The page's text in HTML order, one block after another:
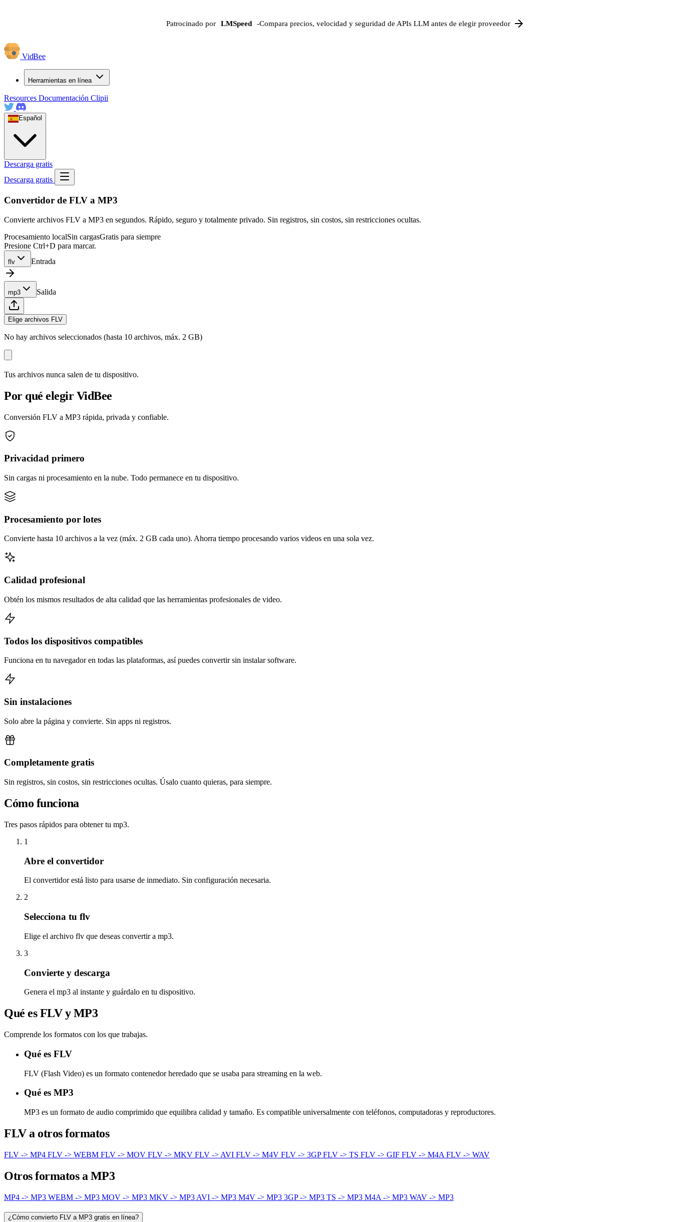
Patrocinado por LMSpeed -Compara precios, velocidad y seguridad de APIs LLM antes de elegir proveedor
VidBee
Herramientas en línea
Resources Documentación Clipii
Español
Descarga gratis
Descarga gratis
Convertidor de FLV a MP3
Convierte archivos FLV a MP3 en segundos. Rápido, seguro y totalmente privado. Sin registros, sin costos, sin restricciones ocultas.
Procesamiento localSin cargasGratis para siempre
Presione Ctrl+D para marcar.
flv Entrada
mp3 Salida
Elige archivos FLV
No hay archivos seleccionados (hasta 10 archivos, máx. 2 GB)
Tus archivos nunca salen de tu dispositivo.
Por qué elegir VidBee
Conversión FLV a MP3 rápida, privada y confiable.
Privacidad primero
Sin cargas ni procesamiento en la nube. Todo permanece en tu dispositivo.
Procesamiento por lotes
Convierte hasta 10 archivos a la vez (máx. 2 GB cada uno). Ahorra tiempo procesando varios videos en una sola vez.
Calidad profesional
Obtén los mismos resultados de alta calidad que las herramientas profesionales de video.
Todos los dispositivos compatibles
Funciona en tu navegador en todas las plataformas, así puedes convertir sin instalar software.
Sin instalaciones
Solo abre la página y convierte. Sin apps ni registros.
Completamente gratis
Sin registros, sin costos, sin restricciones ocultas. Úsalo cuanto quieras, para siempre.
Cómo funciona
Tres pasos rápidos para obtener tu mp3.
1
Abre el convertidor
El convertidor está listo para usarse de inmediato. Sin configuración necesaria.
2
Selecciona tu flv
Elige el archivo flv que deseas convertir a mp3.
3
Convierte y descarga
Genera el mp3 al instante y guárdalo en tu dispositivo.
Qué es FLV y MP3
Comprende los formatos con los que trabajas.
Qué es FLV
FLV (Flash Video) es un formato contenedor heredado que se usaba para streaming en la web.
Qué es MP3
MP3 es un formato de audio comprimido que equilibra calidad y tamaño. Es compatible universalmente con teléfonos, computadoras y reproductores.
FLV a otros formatos
FLV -> MP4 FLV -> WEBM FLV -> MOV FLV -> MKV FLV -> AVI FLV -> M4V FLV -> 3GPFLV -> TS FLV -> GIF FLV -> M4A FLV -> WAV
Otros formatos a MP3
MP4 -> MP3 WEBM -> MP3 MOV -> MP3 MKV -> MP3 AVI -> MP3 M4V -> MP3 3GP -> MP3 TS -> MP3 M4A -> MP3 WAV -> MP3
¿Cómo convierto FLV a MP3 gratis en línea?